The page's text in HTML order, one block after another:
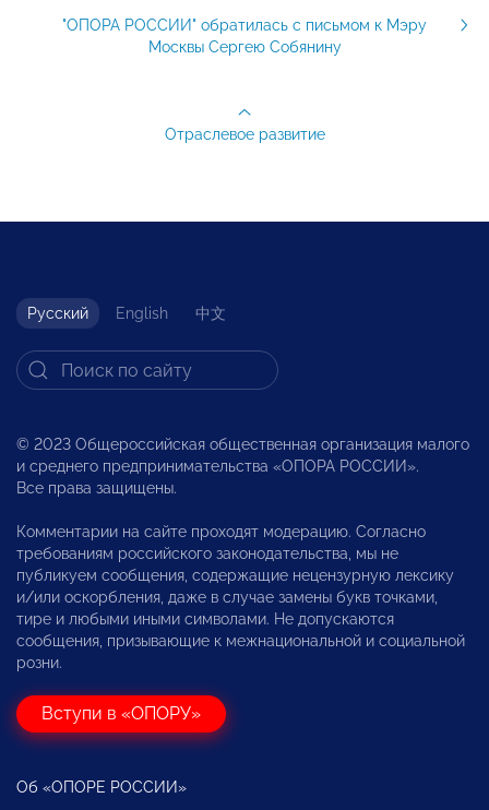
"ОПОРА РОССИИ" обратилась с письмом к Мэру
Москвы Сергею Собянину
Отраслевое развитие
Русский English 中文
© 2023 Общероссийская общественная организация малого
и среднего предпринимательства «ОПОРА РОССИИ».
Все права защищены.
Комментарии на сайте проходят модерацию. Согласно
требованиям российского законодательства, мы не
публикуем сообщения, содержащие нецензурную лексику
и/или оскорбления, даже в случае замены букв точками,
тире и любыми иными символами. Не допускаются
сообщения, призывающие к межнациональной и социальной
розни.
Вступи в «ОПОРУ»
Об «ОПОРЕ РОССИИ»